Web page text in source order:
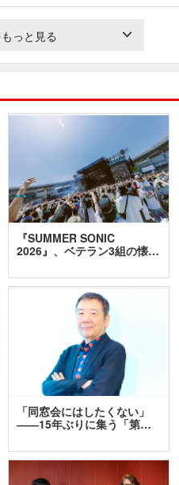
っと見る
『SUMMER SONIC
2026』、ベテラン3組の懐…
「同窓会にはしたくない」
――15年ぶりに集う「第…